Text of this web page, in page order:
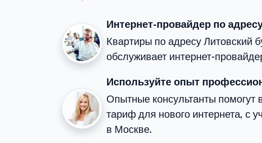
Интернет-провайдер по
Квартиры по адресу Литовский
обслуживает интернет-
Используйте опыт
Опытные консультанты помогут
тариф для нового интернета, с
в Москве.